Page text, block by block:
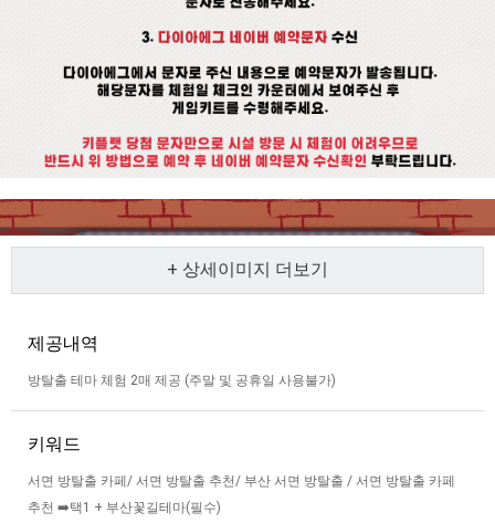
+ 상세이미지 더보기
제공내역
방탈출 테마 체험 2매 제공 (주말 및 공휴일 사용불가)
키워드
서면 방탈출 카페/ 서면 방탈출 추천/ 부산 서면 방탈출 / 서면 방탈출 카페
추천 ➡️택1 + 부산꽃길테마(필수)